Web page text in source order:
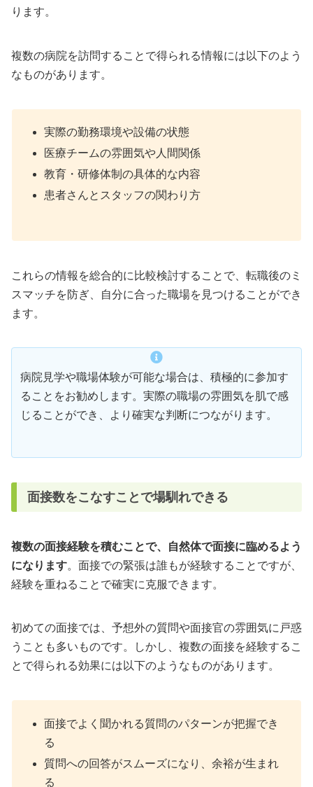
ります。
複数の病院を訪問することで得られる情報には以下のよう
なものがあります。
実際の勤務環境や設備の状態
医療チームの雰囲気や人間関係
教育・研修体制の具体的な内容
患者さんとスタッフの関わり方
これらの情報を総合的に比較検討することで、転職後のミ
スマッチを防ぎ、自分に合った職場を見つけることができ
ます。
病院見学や職場体験が可能な場合は、積極的に参加す
ることをお勧めします。実際の職場の雰囲気を肌で感
じることができ、より確実な判断につながります。
面接数をこなすことで場馴れできる
複数の面接経験を積むことで、自然体で面接に臨めるよう
になります。面接での緊張は誰もが経験することですが、
経験を重ねることで確実に克服できます。
初めての面接では、予想外の質問や面接官の雰囲気に戸惑
うことも多いものです。しかし、複数の面接を経験するこ
とで得られる効果には以下のようなものがあります。
面接でよく聞かれる質問のパターンが把握でき
る
質問への回答がスムーズになり、余裕が生まれ
る